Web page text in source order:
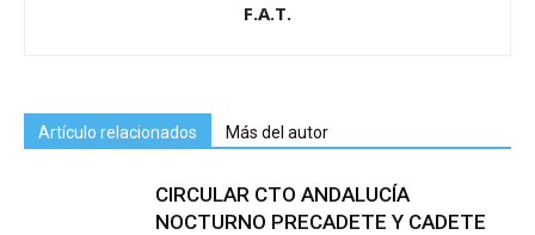
F.A.T.
Artículo relacionados Más del autor
CIRCULAR CTO ANDALUCÍA
NOCTURNO PRECADETE Y CADETE